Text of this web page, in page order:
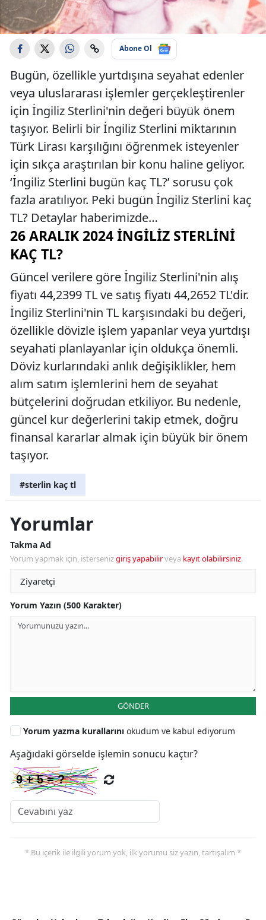
Abone Ol
Bugün, özellikle yurtdışına seyahat edenler
veya uluslararası işlemler gerçekleştirenler
için İngiliz Sterlini'nin değeri büyük önem
taşıyor. Belirli bir İngiliz Sterlini miktarının
Türk Lirası karşılığını öğrenmek isteyenler
için sıkça araştırılan bir konu haline geliyor.
‘İngiliz Sterlini bugün kaç TL?’ sorusu çok
fazla aratılıyor. Peki bugün İngiliz Sterlini kaç
TL? Detaylar haberimizde…
26 ARALIK 2024 İNGILIZ STERLINI
KAÇ TL?
Güncel verilere göre İngiliz Sterlini'nin alış
fiyatı 44,2399 TL ve satış fiyatı 44,2652 TL'dir.
İngiliz Sterlini'nin TL karşısındaki bu değeri,
özellikle dövizle işlem yapanlar veya yurtdışı
seyahati planlayanlar için oldukça önemli.
Döviz kurlarındaki anlık değişiklikler, hem
alım satım işlemlerini hem de seyahat
bütçelerini doğrudan etkiliyor. Bu nedenle,
güncel kur değerlerini takip etmek, doğru
finansal kararlar almak için büyük bir önem
taşıyor.
#sterlin kaç tl
Yorumlar
Takma Ad
Yorum yapmak için, istersenizgiriş yapabilirveya kayıt olabilirsiniz.
Yorum Yazın (500 Karakter)
GÖNDER
Yorum yazma kurallarını okudum ve kabul ediyorum
Aşağıdaki görselde işlemin sonucu kaçtır?
* Bu içerik ile ilgili yorum yok, ilk yorumu siz yazın, tartışalım *